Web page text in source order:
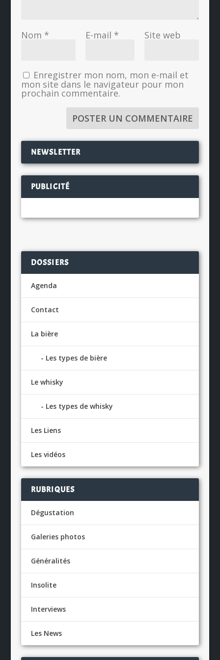
Nom * E-mail * Site web
Enregistrer mon nom, mon e-mail et
mon site dans le navigateur pour mon
prochain commentaire.
NEWSLETTER
PUBLICITÉ
DOSSIERS
Agenda
Contact
La bière
Les types de bière
Le whisky
Les types de whisky
Les Liens
Les vidéos
RUBRIQUES
Dégustation
Galeries photos
Généralités
Insolite
Interviews
Les News